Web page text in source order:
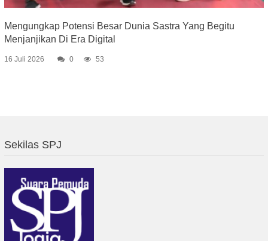
Mengungkap Potensi Besar Dunia Sastra Yang Begitu
Menjanjikan Di Era Digital
16 Juli 2026 0 53
Sekilas SPJ